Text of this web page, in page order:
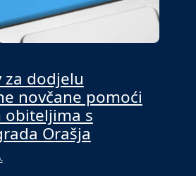
za dodjelu
novčane pomoći
obiteljima s
Orašja